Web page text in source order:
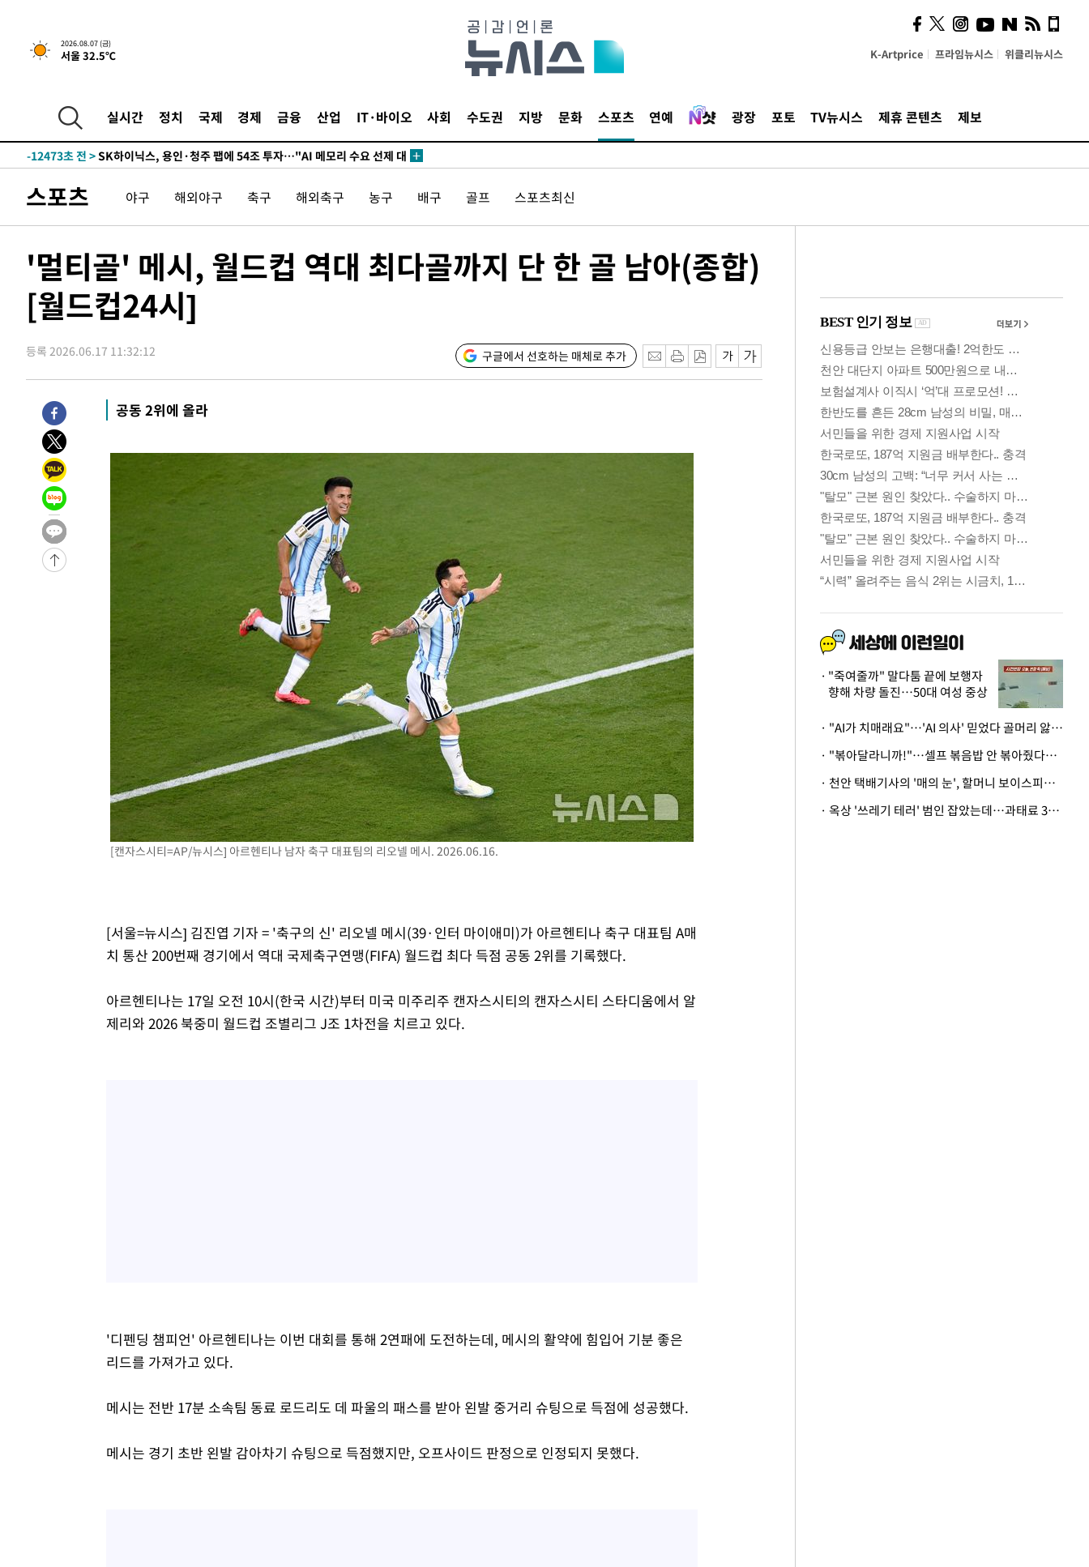
2026.08.07 (금)
서울 32.5℃ K-Artprice 프라임뉴시스 위클리뉴시스
실시간 정치 국제 경제 금융 산업 IT·바이오 사회 수도권 지방 문화 스포츠 연예 광장 포토 TV뉴시스 제휴 콘텐츠 제보
실천"
-24701초 전 >이란, "오만과 '중앙 단일 루트' 합의…북쪽 인바운드·남쪽 아웃바
운드는 임시"
-16269초 전 >"낮 기온 소폭 하락"…수도권 폭염중대경보, 폭염경보로 하향
-16196초 전 >
[단독]중수청 지원 검사들, 정원 초과 시 낮은 계급 임용…희망지 못
-14167초 전 >
-12473초 전 >SK하이닉스, 용인·청주 팹에 54조 투자…"AI 메모리 수요 선제 대
-8582초 전 > 외국인 심판 성 접대 7경기 들여다보니…한국 축구 '5승 2무'
-8316초 전 >[속보]코스닥, 2.86포인트(0.36%) 내린 798.81마감
-8249초 전 >
[속보]원·달러 환율, 7.7원 내린 1416.1원 마감
-8138초 전 >[속보] 노원서 40.1도 관측…서울, 2018년 이후 첫 40도
-5228초 전 >[속보]종합특검, '계엄 수용공간 확보' 신용해 前교정본부장 기소
-4072초 전 >11시간 압수수색에 성접대 파문까지…'쑥대밭' 된 축구협회
-3094초 전 >[속보]규제합리화위원회 부위원장에 김태유 서울대 공대 교수…이병
태 후임
9분 전 >[속보]국힘 윤리위, '돌려차기 발언' 진종오·서범수 징계 절차 개시
-30325초 전 >
하향수정 (2보)
-29773초 전 >
[속보] 미 사업체, 일자리 7월에 2.3만 개 줄어…실업률은 4.1%로
-25636초 전 >
[속보]이 대통령 "부동산 공급 기존 사고방식 매달리지 말고 과감히
실천"
-24721초 전 >
이란, "오만과 '중앙 단일 루트' 합의…북쪽 인바운드·남쪽 아웃바
운드는 임시"
-16289초 전 >
"낮 기온 소폭 하락"…수도권 폭염중대경보, 폭염경보로 하향
-16253초 전 >
[속보]이 대통령, '호우피해' 안동·의성 관할 4개 면 특별재난지역
선포
-16216초 전 >
[단독]중수청 지원 검사들, 정원 초과 시 낮은 계급 임용…희망지 못
낮 최고 37도 찜통더위…곳곳 소나기·강원 많은 비[내일날씨]
SK하이닉스, 용인·청주 팹에 54조 투자…"AI 메모리 수요 선제 대
여자배구 이재영·이다영 자매, 아제르바이잔 투란VC 입단
외국인 심판 성 접대 7경기 들여다보니…한국 축구 '5승 2무'
[속보]코스닥, 2.86포인트(0.36%) 내린 798.81마감
[속보]코스피, 6200선 약보합…0.60% 내린 6258.77에 마쳐
[속보]원·달러 환율, 7.7원 내린 1416.1원 마감
[속보] 노원서 40.1도 관측…서울, 2018년 이후 첫 40도
[속보]종합특검, '계엄 수용공간 확보' 신용해 前교정본부장 기소
외신들도 주목한 韓축구 파문…"국민적 공분에 수사 재개"
11시간 압수수색에 성접대 파문까지…'쑥대밭' 된 축구협회
[속보]규제합리화위원회 부위원장에 김태유 서울대 공대 교수…이병
[속보]국힘 윤리위, '돌려차기 발언' 진종오·서범수 징계 절차 개시
스포츠 야구 해외야구 축구 해외축구 농구 배구 골프 스포츠최신
'멀티골' 메시, 월드컵 역대 최다골까지 단 한 골 남아(종합)
[월드컵24시]
등록 2026.06.17 11:32:12 구글에서 선호하는 매체로 추가
공동 2위에 올라
[캔자스시티=AP/뉴시스] 아르헨티나 남자 축구 대표팀의 리오넬 메시. 2026.06.16.
[서울=뉴시스] 김진엽 기자 = '축구의 신' 리오넬 메시(39·인터 마이애미)가 아르헨티나 축구 대표팀 A매
치 통산 200번째 경기에서 역대 국제축구연맹(FIFA) 월드컵 최다 득점 공동 2위를 기록했다.
아르헨티나는 17일 오전 10시(한국 시간)부터 미국 미주리주 캔자스시티의 캔자스시티 스타디움에서 알
제리와 2026 북중미 월드컵 조별리그 J조 1차전을 치르고 있다.
'디펜딩 챔피언' 아르헨티나는 이번 대회를 통해 2연패에 도전하는데, 메시의 활약에 힘입어 기분 좋은
리드를 가져가고 있다.
메시는 전반 17분 소속팀 동료 로드리도 데 파울의 패스를 받아 왼발 중거리 슈팅으로 득점에 성공했다.
메시는 경기 초반 왼발 감아차기 슈팅으로 득점했지만, 오프사이드 판정으로 인정되지 못했다.
시, 스마트폰 액세서리에
NFC 더했다
"죽여줄까" 말다툼 끝에 보행자
향해 차량 돌진…50대 여성 중상
· "AI가 치매래요"…'AI 의사' 믿었다 골머리 앓는 美 의료계 '경고'
· "볶아달라니까!"…셀프 볶음밥 안 볶아줬다고 사장 폭행한 손님
· 천안 택배기사의 '매의 눈', 할머니 보이스피싱 피해 막아
· 옥상 '쓰레기 테러' 범인 잡았는데…과태료 3만원 처분에 숙박업주 허탈